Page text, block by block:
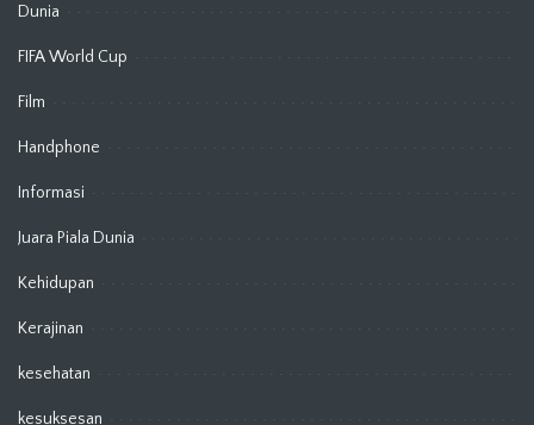
Dunia
FIFA World Cup
Film
Handphone
Informasi
Juara Piala Dunia
Kehidupan
Kerajinan
kesehatan
kesuksesan